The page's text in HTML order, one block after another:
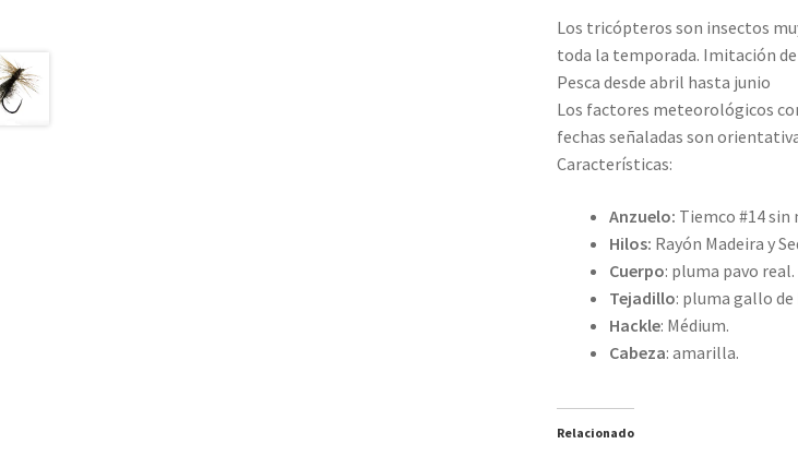
Los tricópteros son insectos
toda la temporada. Imitación
Pesca desde abril hasta junio
Los factores meteorológicos
fechas señaladas son
Características:
Anzuelo: Tiemco #14 sin
Hilos: Rayón Madeira y
Cuerpo: pluma pavo real.
Tejadillo: pluma gallo de
Hackle: Médium.
Cabeza: amarilla.
Relacionado